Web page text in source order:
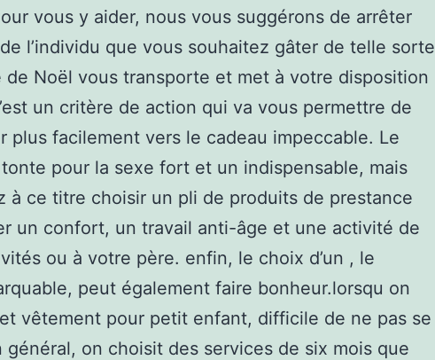
vous y aider, nous vous suggérons de arrêter
l’individu que vous souhaitez gâter de telle sorte
de Noël vous transporte et met à votre disposition
un critère de action qui va vous permettre de
plus facilement vers le cadeau impeccable. Le
pour la sexe fort et un indispensable, mais
à ce titre choisir un pli de produits de prestance
un confort, un travail anti-âge et une activité de
ou à votre père. enfin, le choix d’un , le
peut également faire bonheur.lorsqu on
vêtement pour petit enfant, difficile de ne pas se
général, on choisit des services de six mois que